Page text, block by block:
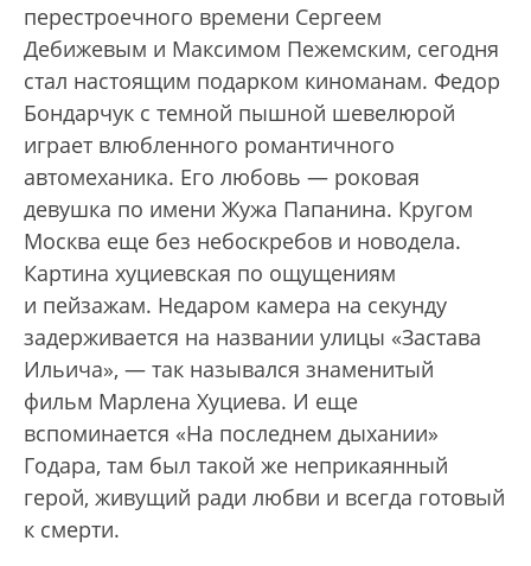
перестроечного времени Сергеем
Дебижевым и Максимом Пежемским, сегодня
стал настоящим подарком киноманам. Федор
Бондарчук с темной пышной шевелюрой
играет влюбленного романтичного
автомеханика. Его любовь — роковая
девушка по имени Жужа Папанина. Кругом
Москва еще без небоскребов и новодела.
Картина хуциевская по ощущениям
и пейзажам. Недаром камера на секунду
задерживается на названии улицы «Застава
Ильича», — так назывался знаменитый
фильм Марлена Хуциева. И еще
вспоминается «На последнем дыхании»
Годара, там был такой же неприкаянный
герой, живущий ради любви и всегда готовый
к смерти.